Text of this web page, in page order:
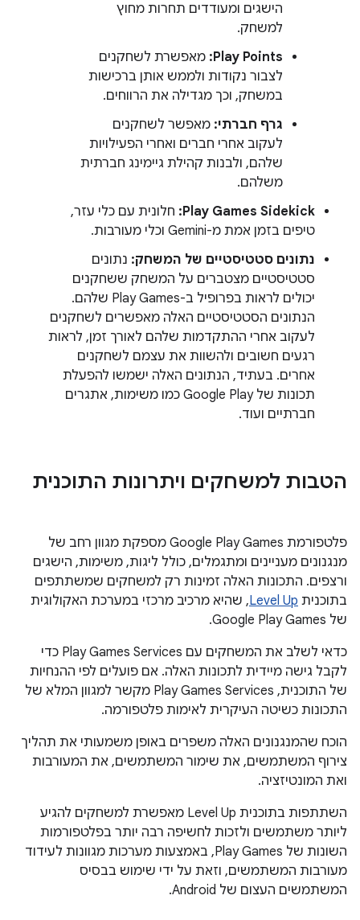
הישגים ומעודדים תחרות מחוץ
למשחק.
Play Points: מאפשרת לשחקנים
לצבור נקודות ולממש אותן ברכישות
במשחק, וכך מגדילה את הרווחים.
גרף חברתי: מאפשר לשחקנים
לעקוב אחרי חברים ואחרי הפעילויות
שלהם, ולבנות קהילת גיימינג חברתית
משלהם.
Play Games Sidekick: חלונית עם כלי עזר,
טיפים בזמן אמת מ-Gemini וכלי מעורבות.
נתונים סטטיסטיים של המשחק: נתונים
סטטיסטיים מצטברים על המשחק ששחקנים
יכולים לראות בפרופיל ב-Play Games שלהם.
הנתונים הסטטיסטיים האלה מאפשרים לשחקנים
לעקוב אחרי ההתקדמות שלהם לאורך זמן, לראות
רגעים חשובים ולהשוות את עצמם לשחקנים
אחרים. בעתיד, הנתונים האלה ישמשו להפעלת
תכונות של Google Play כמו משימות, אתגרים
חברתיים ועוד.
הטבות למשחקים ויתרונות התוכנית
פלטפורמת Google Play Games מספקת מגוון רחב של
מנגנונים מעניינים ומתגמלים, כולל ליגות, משימות, הישגים
ורצפים. התכונות האלה זמינות רק למשחקים שמשתתפים
בתוכנית Level Up, שהיא מרכיב מרכזי במערכת האקולוגית
של Google Play Games.
כדאי לשלב את המשחקים עם Play Games Services כדי
לקבל גישה מיידית לתכונות האלה. אם פועלים לפי ההנחיות
של התוכנית, Play Games Services מקשר למגוון המלא של
התכונות כשיטה העיקרית לאימות פלטפורמה.
הוכח שהמנגנונים האלה משפרים באופן משמעותי את תהליך
צירוף המשתמשים, את שימור המשתמשים, את המעורבות
ואת המונטיזציה.
השתתפות בתוכנית Level Up מאפשרת למשחקים להגיע
ליותר משתמשים ולזכות לחשיפה רבה יותר בפלטפורמות
השונות של Play Games, באמצעות מערכות מגוונות לעידוד
מעורבות המשתמשים, וזאת על ידי שימוש בבסיס
המשתמשים העצום של Android.